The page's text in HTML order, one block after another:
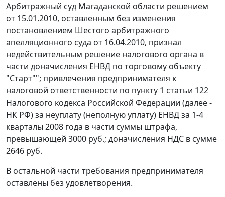
Арбитражный суд Магаданской области решением
от 15.01.2010, оставленным без изменения
постановлением Шестого арбитражного
апелляционного суда от 16.04.2010, признал
недействительным решение налогового органа в
части доначисления ЕНВД по торговому объекту
"Старт""; привлечения предпринимателя к
налоговой ответственности по пункту 1 статьи 122
Налогового кодекса Российской Федерации (далее -
НК РФ) за неуплату (неполную уплату) ЕНВД за 1-4
кварталы 2008 года в части суммы штрафа,
превышающей 3000 руб.; доначисления НДС в сумме
2646 руб.
В остальной части требования предпринимателя
оставлены без удовлетворения.